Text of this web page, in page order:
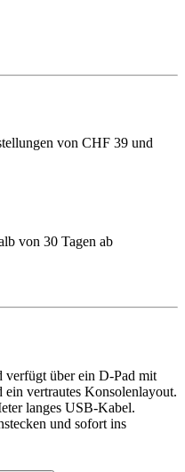
von CHF 39 und
von 30 Tagen ab
verfügt über ein D-Pad mit
ein vertrautes Konsolenlayout.
langes USB-Kabel.
und sofort ins